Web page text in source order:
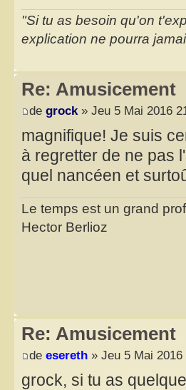
"Si tu as besoin qu'on
explication ne pourra
Re: Amusicement
de grock » Jeu 5 Mai 2016
magnifique! Je suis
à regretter de ne pas
quel nancéen et
Le temps est un grand
Hector Berlioz
Re: Amusicement
de esereth » Jeu 5 Mai 2016
grock, si tu as